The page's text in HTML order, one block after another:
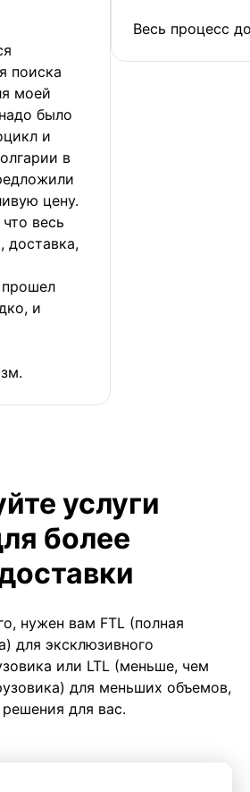
поиска
моей
было
и
в
цену.
весь
доставка,
и
Весь процесс
услуги
более
нужен вам FTL (полная
для эксклюзивного
или LTL (меньше, чем
для меньших объемов,
для вас.